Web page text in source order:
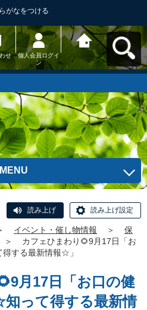
がなをつける
せ
個人会員ログイ
ン
ふなばし市民力
発見サイトへ戻
る
MENU
読み上げ 読み上げ設定
イベント・催し物情報 ＞
保
＞
カフェひまわり🌻9月17日「お
する最新情報☆」
月17日「お口の健
って得する最新情